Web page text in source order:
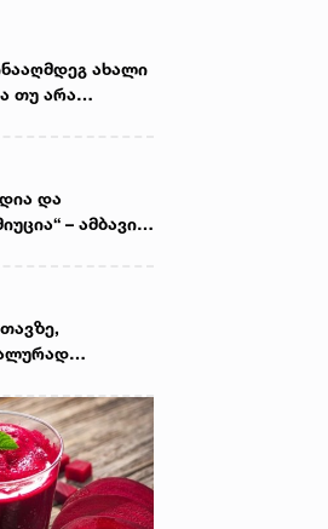
ახალი
თუ არა
და
– ამბავი